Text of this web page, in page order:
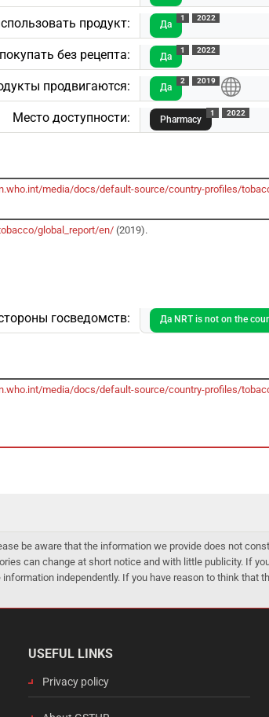
продукт: Да
1 2022
без рецепта: Да
1 2022
продвигаются: Да
2 2019
Место доступности: Pharmacy
1 2022
media/docs/default-source/country-profiles/
global_report/en/(2019).
госведомств: Да NRT is not on the
media/docs/default-source/country-profiles/
be aware that the information we provide does not
can change at short notice and with little publicity. If
independently. If you have reason to think that
USEFUL LINKS
Privacy policy